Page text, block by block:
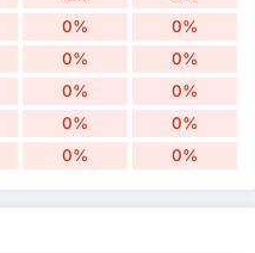
0% 0%
0% 0%
0% 0%
0% 0%
0% 0%